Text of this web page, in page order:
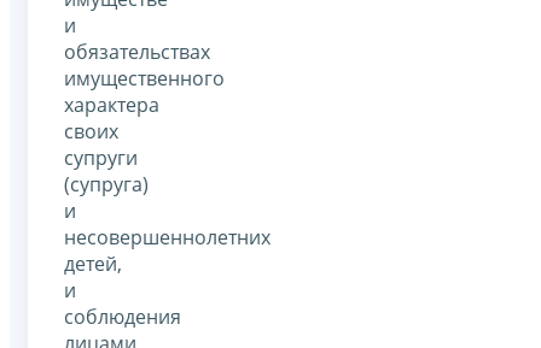
и
обязательствах
имущественного
характера
своих
супруги
(супруга)
и
несовершеннолетних
детей,
и
соблюдения